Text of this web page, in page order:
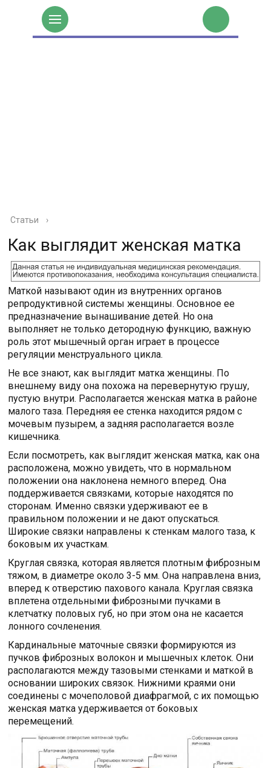
Статьи ›
Как выглядит женская матка
Маткой называют один из внутренних органов
репродуктивной системы женщины. Основное ее
предназначение вынашивание детей. Но она
выполняет не только детородную функцию, важную
роль этот мышечный орган играет в процессе
регуляции менструального цикла.
Не все знают, как выглядит матка женщины. По
внешнему виду она похожа на перевернутую грушу,
пустую внутри. Располагается женская матка в районе
малого таза. Передняя ее стенка находится рядом с
мочевым пузырем, а задняя располагается возле
кишечника.
Если посмотреть, как выглядит женская матка, как она
расположена, можно увидеть, что в нормальном
положении она наклонена немного вперед. Она
поддерживается связками, которые находятся по
сторонам. Именно связки удерживают ее в
правильном положении и не дают опускаться.
Широкие связки направлены к стенкам малого таза, к
боковым их участкам.
Круглая связка, которая является плотным фиброзным
тяжом, в диаметре около 3-5 мм. Она направлена вниз,
вперед к отверстию пахового канала. Круглая связка
вплетена отдельными фиброзными пучками в
клетчатку половых губ, но при этом она не касается
лонного сочленения.
Кардинальные маточные связки формируются из
пучков фиброзных волокон и мышечных клеток. Они
располагаются между тазовыми стенками и маткой в
основании широких связок. Нижними краями они
соединены с мочеполовой диафрагмой, с их помощью
женская матка удерживается от боковых
перемещений.